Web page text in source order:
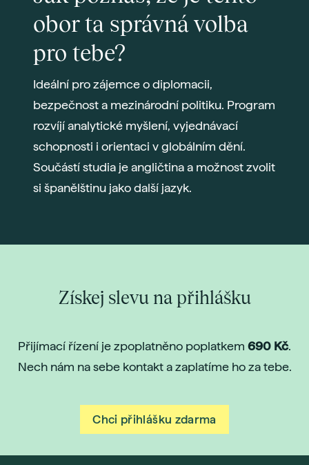
obor ta správná volba
pro tebe?
Ideální pro zájemce o diplomacii,
bezpečnost a mezinárodní politiku. Program
rozvíjí analytické myšlení, vyjednávací
schopnosti i orientaci v globálním dění.
Součástí studia je angličtina a možnost zvolit
si španělštinu jako další jazyk.
Získej slevu na přihlášku
Přijímací řízení je zpoplatněno poplatkem 690 Kč.
Nech nám na sebe kontakt a zaplatíme ho za tebe.
Chci přihlášku zdarma